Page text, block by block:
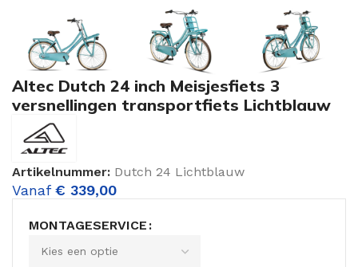
Altec Dutch 24 inch Meisjesfiets 3
versnellingen transportfiets Lichtblauw
Artikelnummer: Dutch 24 Lichtblauw
Vanaf € 339,00
MONTAGESERVICE